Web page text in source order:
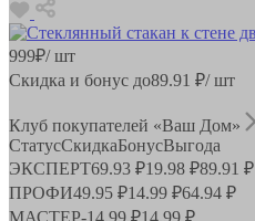
999₽/ шт
Скидка и бонус до89.91 ₽/ шт
Клуб покупателей «Ваш Дом»
СтатусСкидкаБонусВыгода
ЭКСПЕРТ69.93 ₽19.98 ₽89.91 ₽
ПРОФИ49.95 ₽14.99 ₽64.94 ₽
МАСТЕР-14.99 ₽14.99 ₽